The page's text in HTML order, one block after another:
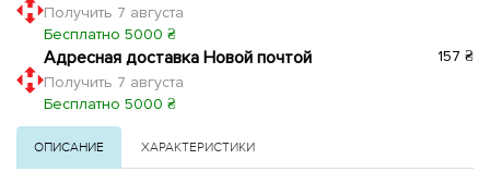
Получить 7 августа
Бесплатно 5000 ₴
Адресная доставка Новой почтой
Получить 7 августа
Бесплатно 5000 ₴
157 ₴
ОПИСАНИЕ ХАРАКТЕРИСТИКИ